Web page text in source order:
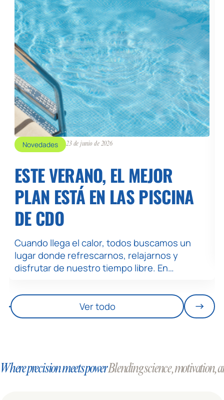
Novedades 23 de junio de 2026
ESTE VERANO, EL MEJOR
PLAN ESTÁ EN LAS PISCINA
DE CDO
Cuando llega el calor, todos buscamos un
lugar donde refrescarnos, relajarnos y
disfrutar de nuestro tiempo libre. En…
Ver todo
Where precision meets powerBlending science, motivation,